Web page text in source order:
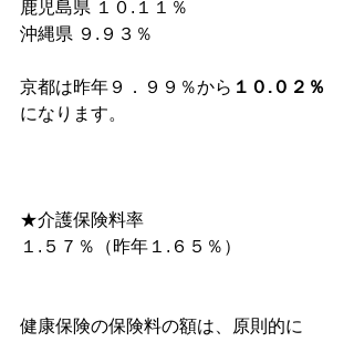
鹿児島県 １０.１１％
沖縄県 ９.９３％
京都は昨年９．９９％から １０.０２％
になります。
★介護保険料率
１.５７％（昨年１.６５％）
健康保険の保険料の額は、原則的に